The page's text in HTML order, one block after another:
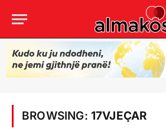
BROWSING: 17VJEÇAR